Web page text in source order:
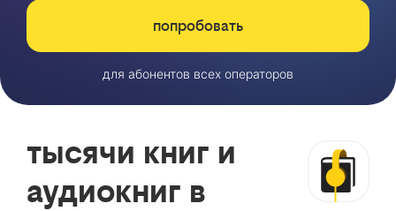
попробовать
для абонентов всех операторов
тысячи книг и
аудиокниг в